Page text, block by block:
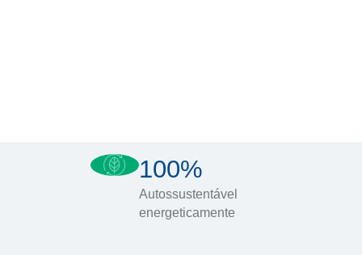
100%
Autossustentável
energeticamente